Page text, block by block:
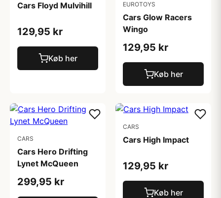
Cars Floyd Mulvihill
129,95 kr
Køb her
EUROTOYS
Cars Glow Racers
Wingo
129,95 kr
Køb her
CARS
Cars Hero Drifting
Lynet McQueen
299,95 kr
CARS
Cars High Impact
129,95 kr
Køb her